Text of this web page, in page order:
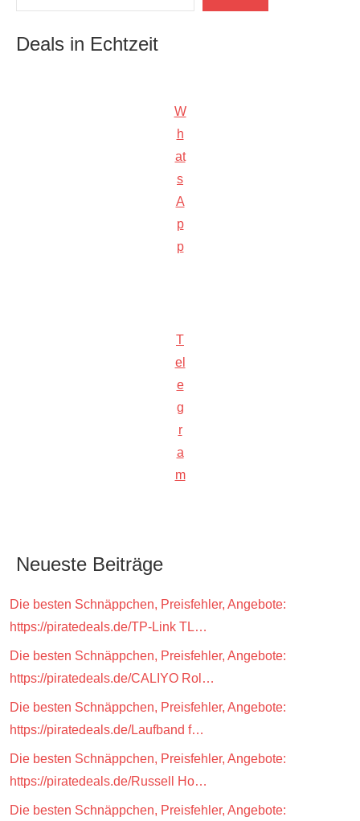
Deals in Echtzeit
W
h
at
s
A
p
p
T
el
e
g
r
a
m
Neueste Beiträge
Die besten Schnäppchen, Preisfehler, Angebote:
https://piratedeals.de/TP-Link TL…
Die besten Schnäppchen, Preisfehler, Angebote:
https://piratedeals.de/CALIYO Rol…
Die besten Schnäppchen, Preisfehler, Angebote:
https://piratedeals.de/Laufband f…
Die besten Schnäppchen, Preisfehler, Angebote:
https://piratedeals.de/Russell Ho…
Die besten Schnäppchen, Preisfehler, Angebote: